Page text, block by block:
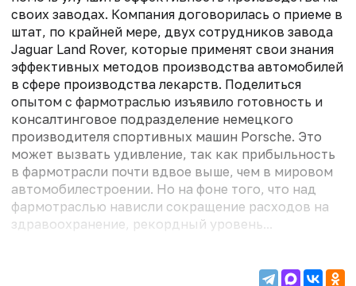
своих заводах. Компания договорилась о приеме в
штат, по крайней мере, двух сотрудников завода
Jaguar Land Rover, которые применят свои знания
эффективных методов производства автомобилей
в сфере производства лекарств. Поделиться
опытом с фармотраслью изъявило готовность и
консалтинговое подразделение немецкого
производителя спортивных машин Porsche. Это
может вызвать удивление, так как прибыльность
в фармотрасли почти вдвое выше, чем в мировом
автомобилестроении. Но на фоне того, что над
фармотраслью нависли сокращение расходов на
здравоохранение, рекордный уровень...